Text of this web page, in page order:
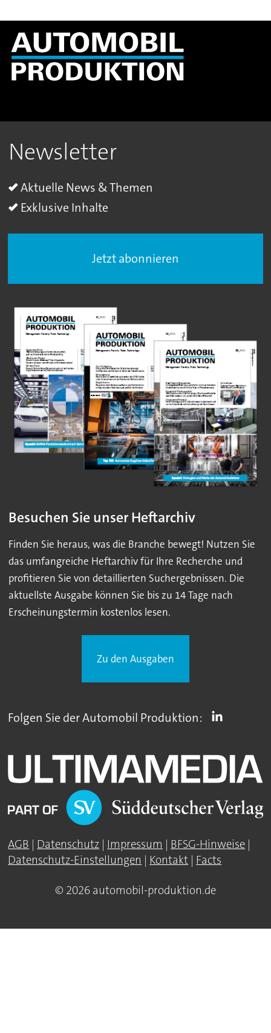
Newsletter
Aktuelle News & Themen
Exklusive Inhalte
Jetzt abonnieren
Besuchen Sie unser Heftarchiv
Finden Sie heraus, was die Branche bewegt! Nutzen Sie
das umfangreiche Heftarchiv für Ihre Recherche und
profitieren Sie von detaillierten Suchergebnissen. Die
aktuellste Ausgabe können Sie bis zu 14 Tage nach
Erscheinungstermin kostenlos lesen.
Zu den Ausgaben
Folgen Sie der Automobil Produktion:
AGB | Datenschutz | Impressum | BFSG-Hinweise |
Datenschutz-Einstellungen | Kontakt | Facts
© 2026 automobil-produktion.de